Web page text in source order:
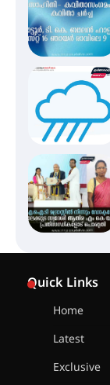
Quick Links
Home
Latest
Exclusive